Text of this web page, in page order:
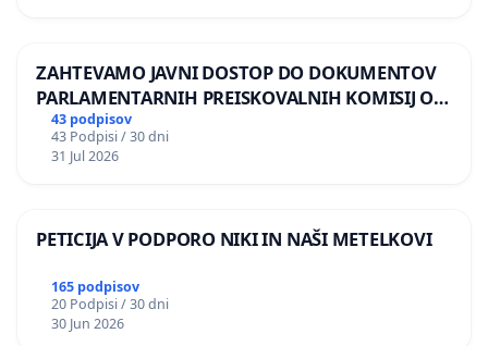
ZAHTEVAMO JAVNI DOSTOP DO DOKUMENTOV
PARLAMENTARNIH PREISKOVALNIH KOMISIJ O
ILEGALNI TRGOVINI Z OROŽJEM
43 podpisov
43 Podpisi / 30 dni
31 Jul 2026
PETICIJA V PODPORO NIKI IN NAŠI METELKOVI
165 podpisov
20 Podpisi / 30 dni
30 Jun 2026